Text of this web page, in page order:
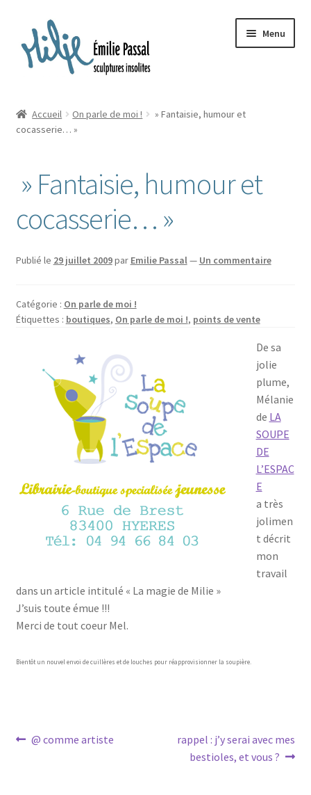
Aller
Aller
au
contenu
Menu
Milie
Boutique
Accueil On parle de moi !
» Fantaisie, humour et
cocasserie… »
» Fantaisie, humour et
cocasserie… »
Publié le 29 juillet 2009par Emilie Passal— Un commentaire
Catégorie : On parle de moi !
Étiquettes : boutiques, On parle de moi !, points de vente
De sa
jolie
plume,
Mélanie
de LA
SOUPE
DE
L’ESPAC
E
a très
jolimen
t décrit
mon
travail
dans un article intitulé « La magie de Milie »
J’suis toute émue !!!
Merci de tout coeur Mel.
Bientôt un nouvel envoi de cuillères et de louches pour réapprovisionner la soupière.
Navigation
Article
@ comme artiste
Article
suivant :
rappel : j’y serai avec mes
bestioles, et vous ?